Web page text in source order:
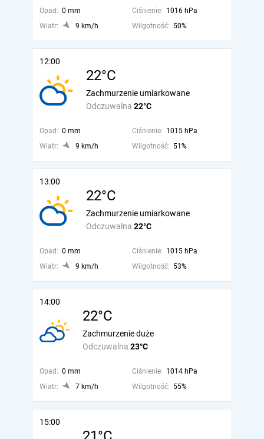
Opad: 0 mm Ciśnienie: 1016 hPa
Wiatr:
9 km/h Wilgotność: 50%
12:00
22°C
Odczuwalna 22°C
Zachmurzenie umiarkowane
Opad: 0 mm Ciśnienie: 1015 hPa
Wiatr:
9 km/h Wilgotność: 51%
13:00
22°C
Odczuwalna 22°C
Zachmurzenie umiarkowane
Opad: 0 mm Ciśnienie: 1015 hPa
Wiatr:
9 km/h Wilgotność: 53%
14:00
22°C
Odczuwalna 23°C
Zachmurzenie duże
Opad: 0 mm Ciśnienie: 1014 hPa
Wiatr:
7 km/h Wilgotność: 55%
15:00